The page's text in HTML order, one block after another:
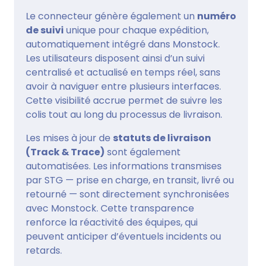
Le connecteur génère également un numéro
de suivi unique pour chaque expédition,
automatiquement intégré dans Monstock.
Les utilisateurs disposent ainsi d’un suivi
centralisé et actualisé en temps réel, sans
avoir à naviguer entre plusieurs interfaces.
Cette visibilité accrue permet de suivre les
colis tout au long du processus de livraison.
Les mises à jour de statuts de livraison
(Track & Trace) sont également
automatisées. Les informations transmises
par STG — prise en charge, en transit, livré ou
retourné — sont directement synchronisées
avec Monstock. Cette transparence
renforce la réactivité des équipes, qui
peuvent anticiper d’éventuels incidents ou
retards.